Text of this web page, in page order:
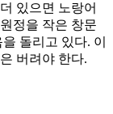
있으면 노랑어
정을 작은 창문
돌리고 있다. 이
버려야 한다.